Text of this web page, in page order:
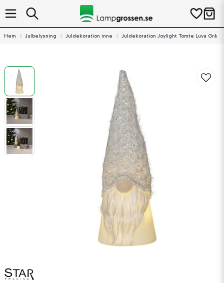
Hem Julbelysning Juldekoration inne Juldekoration Joylight Tomte Luva Grå